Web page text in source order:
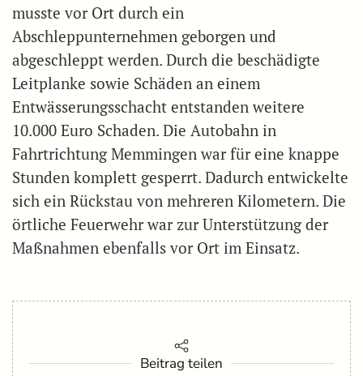
musste vor Ort durch ein
Abschleppunternehmen geborgen und
abgeschleppt werden. Durch die beschädigte
Leitplanke sowie Schäden an einem
Entwässerungsschacht entstanden weitere
10.000 Euro Schaden. Die Autobahn in
Fahrtrichtung Memmingen war für eine knappe
Stunden komplett gesperrt. Dadurch entwickelte
sich ein Rückstau von mehreren Kilometern. Die
örtliche Feuerwehr war zur Unterstützung der
Maßnahmen ebenfalls vor Ort im Einsatz.
Beitrag teilen